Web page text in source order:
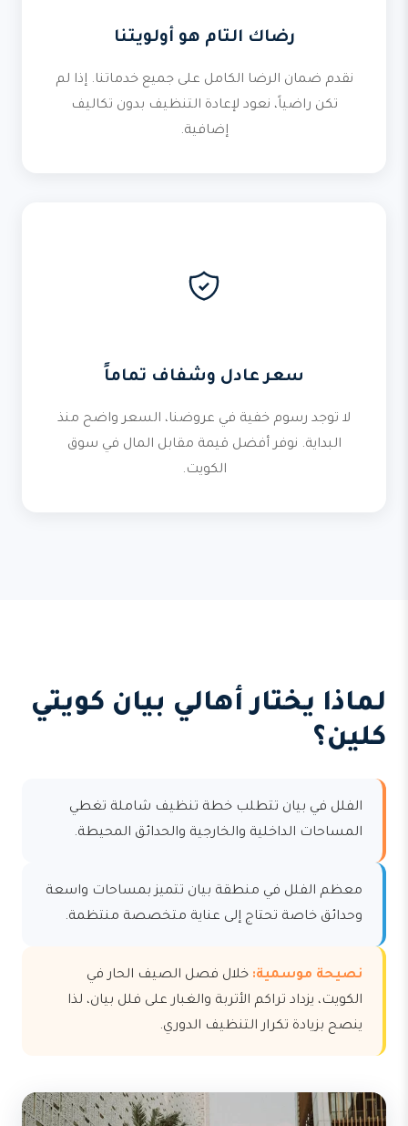
رضاك التام هو أولويتنا
نقدم ضمان الرضا الكامل على جميع خدماتنا. إذا لم
تكن راضياً، نعود لإعادة التنظيف بدون تكاليف
إضافية.
سعر عادل وشفاف تماماً
لا توجد رسوم خفية في عروضنا، السعر واضح منذ
البداية. نوفر أفضل قيمة مقابل المال في سوق
الكويت.
لماذا يختار أهالي بيان كويتي
كلين؟
الفلل في بيان تتطلب خطة تنظيف شاملة تغطي
المساحات الداخلية والخارجية والحدائق المحيطة.
معظم الفلل في منطقة بيان تتميز بمساحات واسعة
وحدائق خاصة تحتاج إلى عناية متخصصة منتظمة.
نصيحة موسمية: خلال فصل الصيف الحار في
الكويت، يزداد تراكم الأتربة والغبار على فلل بيان، لذا
ينصح بزيادة تكرار التنظيف الدوري.